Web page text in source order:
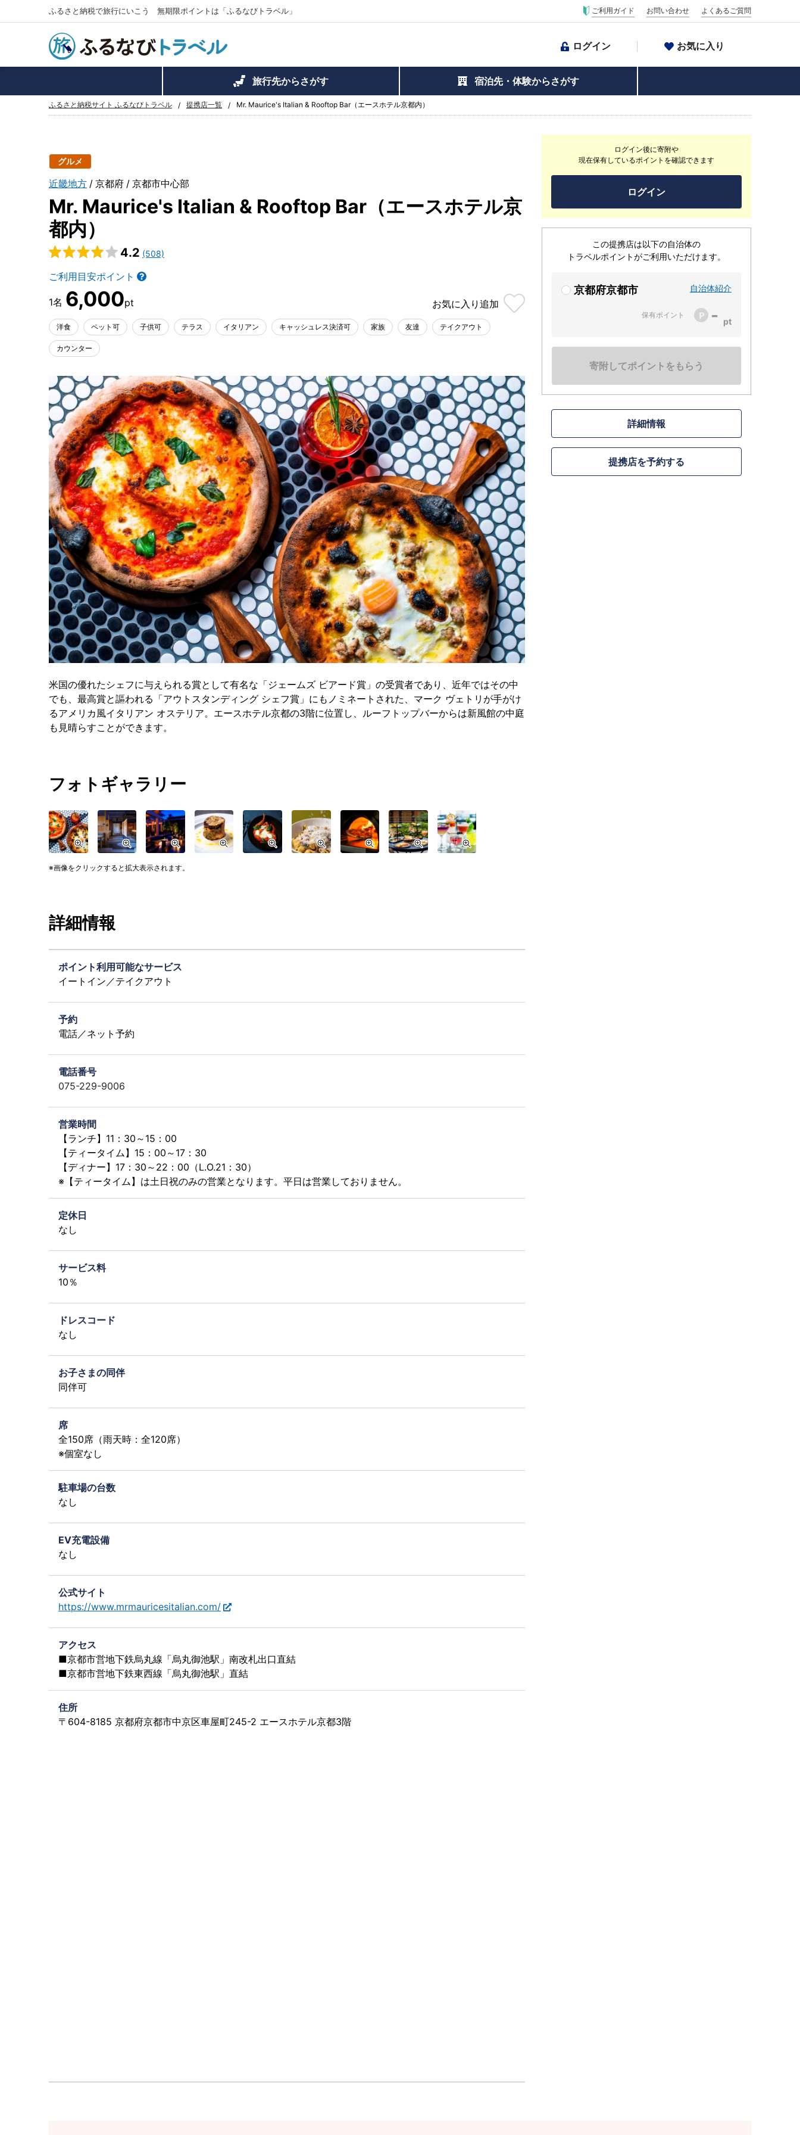
ふるさと納税で旅行にいこう 無期限ポイントは「ふるなびトラベル」 ご利用ガイド お問い合わせ よくあるご質問
ログイン お気に入り
旅行先からさがす 宿泊先・体験からさがす
ふるさと納税サイト ふるなびトラベル 提携店一覧 Mr. Maurice's Italian & Rooftop Bar（エースホテル京都内）
グルメ
近畿地方 京都府 京都市中心部
Mr. Maurice's Italian & Rooftop Bar（エースホテル京
都内）
4.2 (508)
ご利用目安ポイント
6,000 お気に入り 追加
洋食 ペット可 子供可 テラス イタリアン キャッシュレス決済可 家族 友達 テイクアウト
カウンター
ログイン後に寄附や
現在保有しているポイントを確認できます
ログイン
この提携店は以下の自治体の
トラベルポイントがご利用いただけます。
京都府京都市 自治体紹介
保有ポイント -
寄附してポイントをもらう
詳細情報
提携店を予約する
米国の優れたシェフに与えられる賞として有名な「ジェームズ ビアード賞」の受賞者であり、近年ではその中
でも、最高賞と謳われる「アウトスタンディング シェフ賞」にもノミネートされた、マーク ヴェトリが手がけ
るアメリカ風イタリアン オステリア。エースホテル京都の3階に位置し、ルーフトップバーからは新風館の中庭
も見晴らすことができます。
フォトギャラリー
画像をクリックすると拡大表示されます。
詳細情報
ポイント利用可能なサービス
イートイン／テイクアウト
予約
電話／ネット予約
電話番号
075-229-9006
営業時間
【ランチ】11：30～15：00
【ティータイム】15：00～17：30
【ディナー】17：30～22：00（L.O.21：30）
※【ティータイム】は土日祝のみの営業となります。平日は営業しておりません。
定休日
なし
サービス料
10％
ドレスコード
なし
お子さまの同伴
同伴可
席
全150席（雨天時：全120席）
※個室なし
駐車場の台数
なし
EV充電設備
なし
公式サイト
https://www.mrmauricesitalian.com/
アクセス
■京都市営地下鉄烏丸線「烏丸御池駅」南改札出口直結
■京都市営地下鉄東西線「烏丸御池駅」直結
住所
〒604-8185 京都府京都市中京区車屋町245-2 エースホテル京都3階